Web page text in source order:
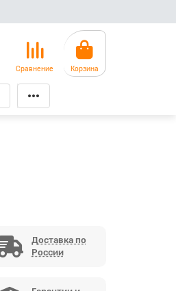
Сравнение Корзина
Доставка по
России